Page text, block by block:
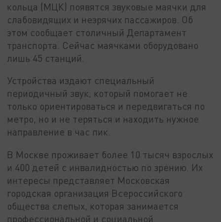
кольца (МЦК) появятся звуковые маячки для
слабовидящих и незрячих пассажиров. Об
этом сообщает столичный Департамент
транспорта. Сейчас маячками оборудовано
лишь 45 станций.
Устройства издают специальный
периодичный звук, который помогает не
только ориентироваться и передвигаться по
метро, но и не теряться и находить нужное
направление в час пик.
В Москве проживает более 10 тысяч взрослых
и 400 детей с инвалидностью по зрению. Их
интересы представляет Московская
городская организация Всероссийского
общества слепых, которая занимается
профессиональной и социальной